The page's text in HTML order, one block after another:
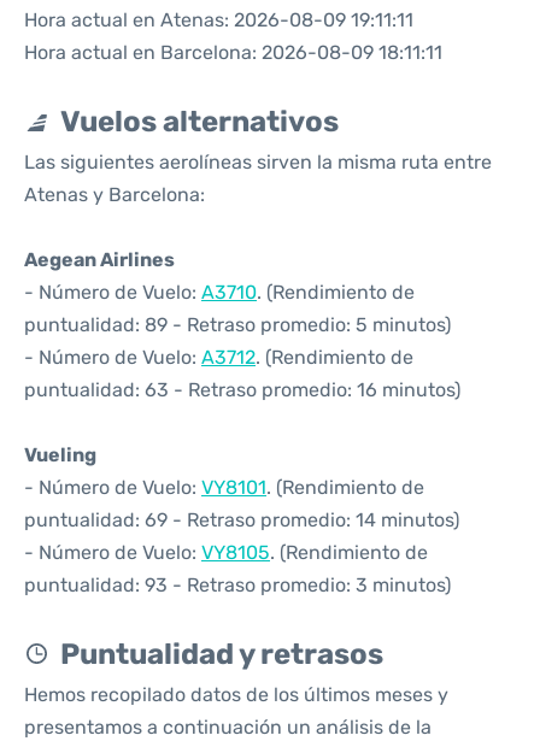
Hora actual en Atenas: 2026-08-09 19:11:11
Hora actual en Barcelona: 2026-08-09 18:11:11
Vuelos alternativos
Las siguientes aerolíneas sirven la misma ruta entre
Atenas y Barcelona:
Aegean Airlines
- Número de Vuelo: A3710. (Rendimiento de
puntualidad: 89 - Retraso promedio: 5 minutos)
- Número de Vuelo: A3712. (Rendimiento de
puntualidad: 63 - Retraso promedio: 16 minutos)
Vueling
- Número de Vuelo: VY8101. (Rendimiento de
puntualidad: 69 - Retraso promedio: 14 minutos)
- Número de Vuelo: VY8105. (Rendimiento de
puntualidad: 93 - Retraso promedio: 3 minutos)
Puntualidad y retrasos
Hemos recopilado datos de los últimos meses y
presentamos a continuación un análisis de la